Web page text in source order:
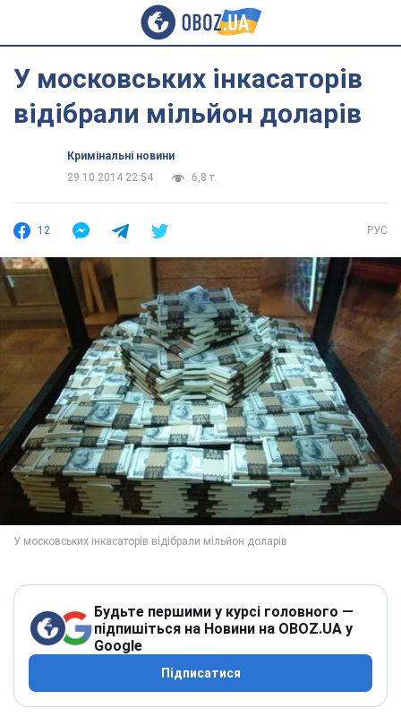
У московських інкасаторів
відібрали мільйон доларів
Кримінальні новини
29.10.2014 22:54
6,8 т.
12 РУС
Будьте першими у курсі головного —
підпишіться на Новини на OBOZ.UA у
Google
Підписатися